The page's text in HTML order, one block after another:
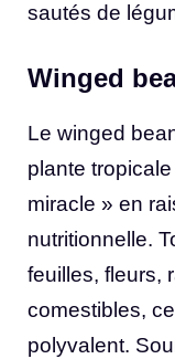
sautés de
Winged
Le winged
plante
miracle » en
nutritionnelle.
feuilles, fleurs,
comestibles,
polyvalent.